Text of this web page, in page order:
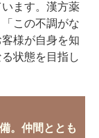
ます。漢方薬
この不調がな
様が自身を知
状態を目指し
。仲間ととも